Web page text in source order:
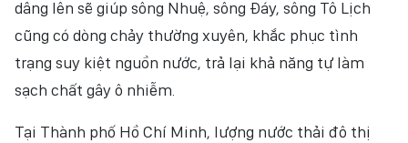
dâng lên sẽ giúp sông Nhuệ, sông Đáy, sông Tô Lịch
cũng có dòng chảy thường xuyên, khắc phục tình
trạng suy kiệt nguồn nước, trả lại khả năng tự làm
sạch chất gây ô nhiễm.
Tại Thành phố Hồ Chí Minh, lượng nước thải đô thị